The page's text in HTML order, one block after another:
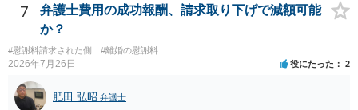
ように、LINEのやり取りと数回の食事のみで性交渉がないのであれ
ば、原則として不貞慰謝料支払義務は否定されます。他方で、性交渉
がない場合でも、親密なやり取りの内容や関係の態様によっては、婚
姻共同生活の平穏を害したとして、例外的に慰謝料支払義務が肯定さ
れることもあります。 すでに弁護士に依頼されているのであれば、車
の購入事情も含めて説明し、支払能力の問題と、そもそもの慰謝料額
の相当性を分けて交渉してもらう方がよいでしょう。
7
弁護士費用の成功報酬、請求取り下げで減額可能
か？
#慰謝料請求された側 #離婚の慰謝料
2026年7月26日 役にたった 2
肥田 弘昭 弁護士